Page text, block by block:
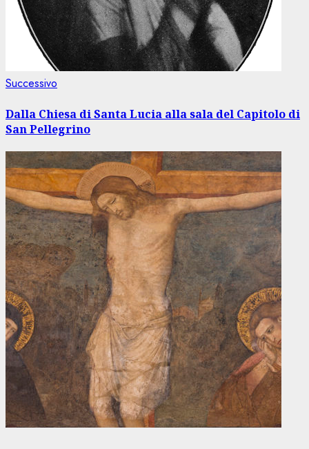
Successivo
Dalla Chiesa di Santa Lucia alla sala del Capitolo di
San Pellegrino